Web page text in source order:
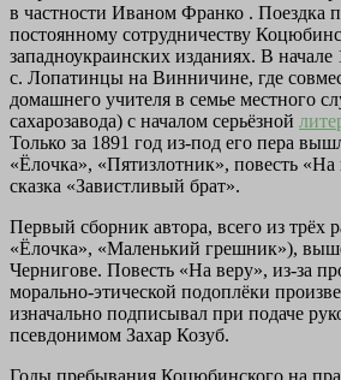
в частности Иваном Франко . Поездка
постоянному сотрудничеству
западноукраинских изданиях. В начале
с. Лопатинцы на Винничине, где
домашнего учителя в семье местного
сахарозавода) с началом серьёзной
Только за 1891 год из-под его пера
«Ёлочка», «Пятизлотник», повесть «На
сказка «Завистливый брат».
Первый сборник автора, всего из трёх
«Ёлочка», «Маленький грешник»),
Чернигове. Повесть «На веру», из-за
морально-этической подоплёки
изначально подписывал при подаче
псевдонимом Захар Козуб.
Годы пребывания Коцюбинского на